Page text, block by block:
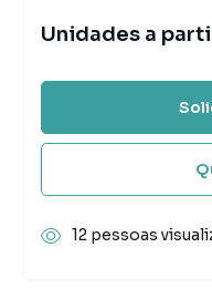
Unidades a
12 pessoas